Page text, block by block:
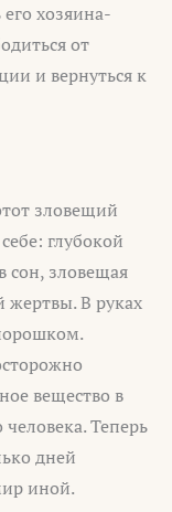
хозяина-
от
и вернуться к
зловещий
глубокой
сон, зловещая
жертвы. В руках
вещество в
Теперь
дней
иной.